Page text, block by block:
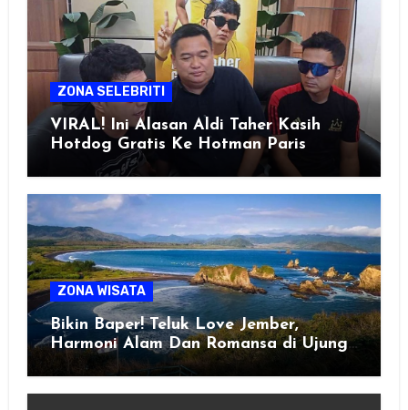
ZONA SELEBRITI
VIRAL! Ini Alasan Aldi Taher Kasih
Hotdog Gratis Ke Hotman Paris
ZONA WISATA
Bikin Baper! Teluk Love Jember,
Harmoni Alam Dan Romansa di Ujung
Selatan Jawa